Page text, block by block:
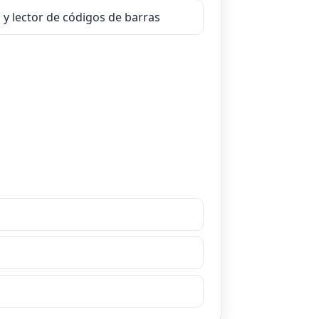
lector de códigos de barras